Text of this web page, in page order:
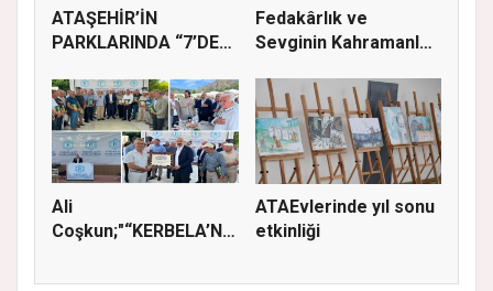
ATAŞEHİR’İN
PARKLARINDA “7’DEN
Fedakârlık ve
Sevginin Kahramanları
Ali
Coşkun;"“KERBELA’NIN
HA...
ATAEvlerinde yıl sonu
etkinliği